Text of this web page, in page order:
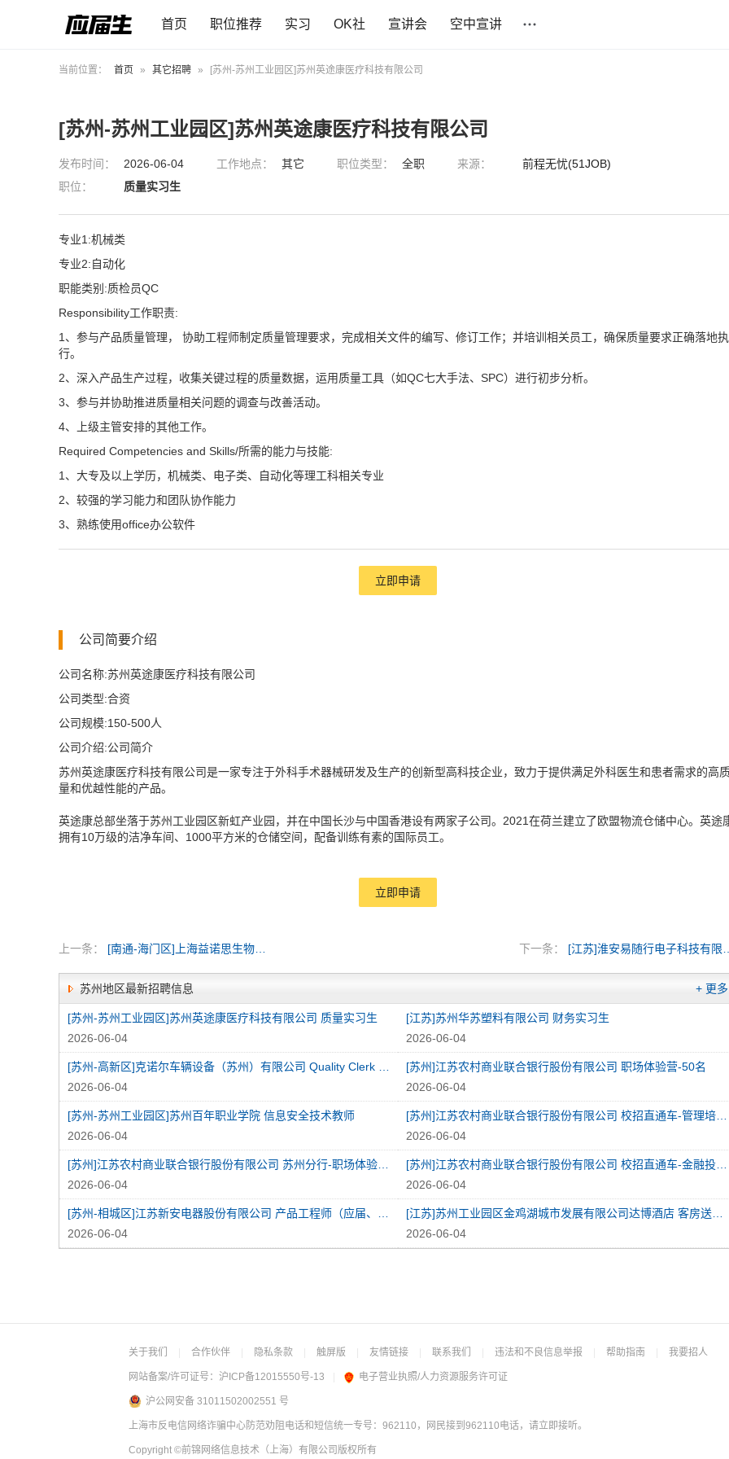
首页 职位推荐 实习 OK社 宣讲会 空中宣讲
当前位置： 首页 » 其它招聘 » [苏州-苏州工业园区]苏州英途康医疗科技有限公司
[苏州-苏州工业园区]苏州英途康医疗科技有限公司
发布时间： 2026-06-04 工作地点： 其它 职位类型： 全职 来源：
前程无忧(51JOB)
职位：
质量实习生
专业1:机械类
专业2:自动化
职能类别:质检员QC
Responsibility工作职责:
1、参与产品质量管理， 协助工程师制定质量管理要求，完成相关文件的编写、修订工作；并培训相关员工，确保质量要求正确落地执
行。
2、深入产品生产过程，收集关键过程的质量数据，运用质量工具（如QC七大手法、SPC）进行初步分析。
3、参与并协助推进质量相关问题的调查与改善活动。
4、上级主管安排的其他工作。
Required Competencies and Skills/所需的能力与技能:
1、大专及以上学历，机械类、电子类、自动化等理工科相关专业
2、较强的学习能力和团队协作能力
3、熟练使用office办公软件
立即申请
公司简要介绍
公司名称:苏州英途康医疗科技有限公司
公司类型:合资
公司规模:150-500人
公司介绍:公司简介
苏州英途康医疗科技有限公司是一家专注于外科手术器械研发及生产的创新型高科技企业，致力于提供满足外科医生和患者需求的高
量和优越性能的产品。
英途康总部坐落于苏州工业园区新虹产业园，并在中国长沙与中国香港设有两家子公司。2021在荷兰建立了欧盟物流仓储中心。英途
拥有10万级的洁净车间、1000平方米的仓储空间，配备训练有素的国际员工。
立即申请
上一条： [南通-海门区]上海益诺思生物技术股份有限公司 下一条： [江苏]淮安易
苏州地区最新招聘信息 + 更多
[苏州-苏州工业园区]苏州英途康医疗科技有限公司 质量实习生
2026-06-04
[江苏]苏州华苏塑料有限公司 财务实习生
2026-06-04
[苏州-高新区]克诺尔车辆设备（苏州）有限公司 Quality Clerk (Intern)/ 质量文员（实习生）
2026-06-04
[苏州]江苏农村商业联合银行股份有限公司 职场体验营-50名
2026-06-04
[苏州-苏州工业园区]苏州百年职业学院 信息安全技术教师
2026-06-04
[苏州]江苏农村商业联合银行股份有限公司 校招直通车-管理培训生（金融管理）-5名
2026-06-04
[苏州]江苏农村商业联合银行股份有限公司 苏州分行-职场体验营-7名
2026-06-04
[苏州]江苏农村商业联合银行股份有限公司 校招直通车-金融投资方向-5名
2026-06-04
[苏州-相城区]江苏新安电器股份有限公司 产品工程师（应届、日语）
2026-06-04
[江苏]苏州工业园区金鸡湖城市发展有限公司达博酒店 客房送餐领班
2026-06-04
关于我们 合作伙伴 隐私条款 触屏版 友情链接 联系我们 违法和不良信息举报 帮助指南 我要招人
网站备案/许可证号： 沪ICP备12015550号-13 电子营业执照/人力资源服务许可证
沪公网安备 31011502002551 号
上海市反电信网络诈骗中心防范劝阻电话和短信统一专号：962110，网民接到962110电话，请立即接听。
Copyright ©前锦网络信息技术（上海）有限公司 版权所有